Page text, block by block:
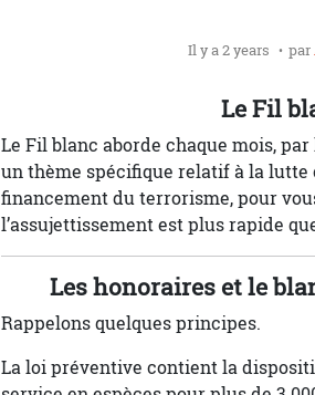
Il y a 2 years par
Le Fil
Le Fil blanc aborde chaque mois,
un thème spécifique relatif à la
financement du terrorisme, pour
l’assujettissement est plus rapide
Les honoraires et le
Rappelons quelques principes.
La loi préventive contient la